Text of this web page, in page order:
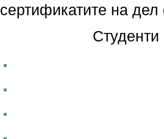
сертификатите на дел
Студенти